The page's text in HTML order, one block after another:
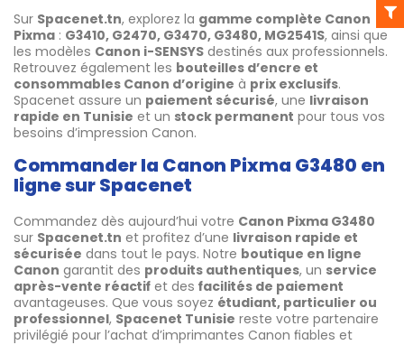
Sur Spacenet.tn, explorez la gamme complète Canon
Pixma : G3410, G2470, G3470, G3480, MG2541S, ainsi que
les modèles Canon i-SENSYS destinés aux professionnels.
Retrouvez également les bouteilles d’encre et
consommables Canon d’origine à prix exclusifs.
Spacenet assure un paiement sécurisé, une livraison
rapide en Tunisie et un stock permanent pour tous vos
besoins d’impression Canon.
Commander la Canon Pixma G3480 en
ligne sur Spacenet
Commandez dès aujourd’hui votre Canon Pixma G3480
sur Spacenet.tn et profitez d’une livraison rapide et
sécurisée dans tout le pays. Notre boutique en ligne
Canon garantit des produits authentiques, un service
après-vente réactif et des facilités de paiement
avantageuses. Que vous soyez étudiant, particulier ou
professionnel, Spacenet Tunisie reste votre partenaire
privilégié pour l’achat d’imprimantes Canon fiables et